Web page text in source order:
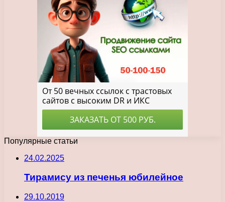
Популярные статьи
24.02.2025
Тирамису из печенья юбилейное
29.10.2019